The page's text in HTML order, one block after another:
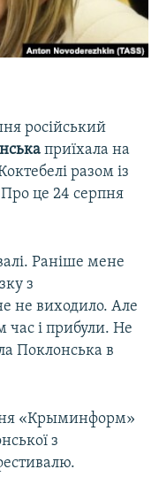
російський
приїхала на
разом із
це 24 серпня
Раніше мене
з
не виходило. Але
час і прибули. Не
Поклонська в
«Крыминформ»
з